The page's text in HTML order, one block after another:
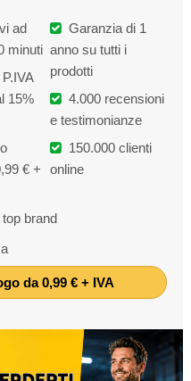
ad
minuti
15%
€ +
Garanzia di 1
anno su tutti i
prodotti
4.000 recensioni
e testimonianze
150.000 clienti
online
brand
da 0,99 € + IVA